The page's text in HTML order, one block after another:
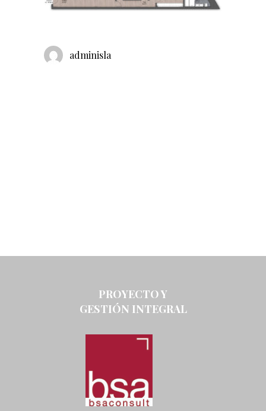
adminisla
PROYECTO Y
GESTIÓN INTEGRAL